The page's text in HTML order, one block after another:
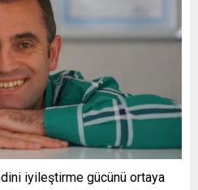
iyileştirme gücünü ortaya